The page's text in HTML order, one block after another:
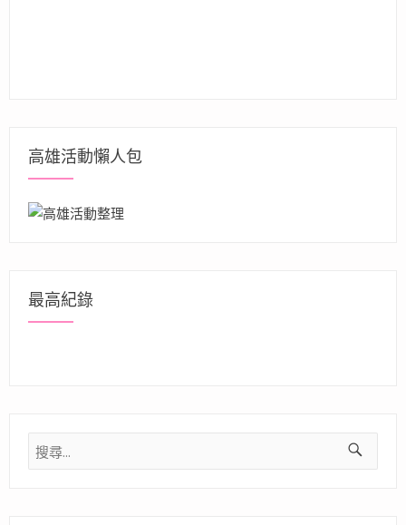
高雄活動懶人包
最高紀錄
搜
尋